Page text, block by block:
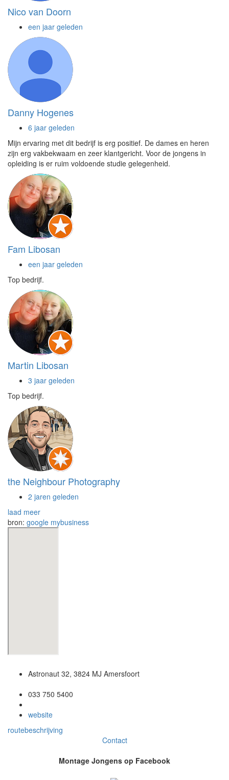
Nico van Doorn
een jaar geleden
Danny Hogenes
6 jaar geleden
Mijn ervaring met dit bedrijf is erg positief. De dames en heren
zijn erg vakbekwaam en zeer klantgericht. Voor de jongens in
opleiding is er ruim voldoende studie gelegenheid.
Fam Libosan
een jaar geleden
Top bedrijf.
Martin Libosan
3 jaar geleden
Top bedrijf.
the Neighbour Photography
2 jaren geleden
laad meer
bron: google mybusiness
Astronaut 32, 3824 MJ Amersfoort
033 750 5400
website
routebeschrijving
Contact
Montage Jongens op Facebook